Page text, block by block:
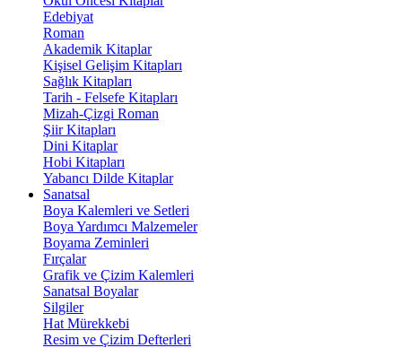
Edebiyat
Roman
Akademik Kitaplar
Kişisel Gelişim Kitapları
Sağlık Kitapları
Tarih - Felsefe Kitapları
Mizah-Çizgi Roman
Şiir Kitapları
Dini Kitaplar
Hobi Kitapları
Yabancı Dilde Kitaplar
Sanatsal
Boya Kalemleri ve Setleri
Boya Yardımcı Malzemeler
Boyama Zeminleri
Fırçalar
Grafik ve Çizim Kalemleri
Sanatsal Boyalar
Silgiler
Hat Mürekkebi
Resim ve Çizim Defterleri